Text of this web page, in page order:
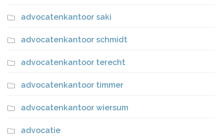
advocatenkantoor saki
advocatenkantoor schmidt
advocatenkantoor terecht
advocatenkantoor timmer
advocatenkantoor wiersum
advocatie